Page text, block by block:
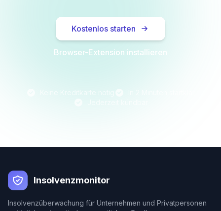
Kostenlos starten
Browser-Extension installieren
Insolvenzmonitor
Insolvenzüberwachung für Unternehmen und Privatpersonen